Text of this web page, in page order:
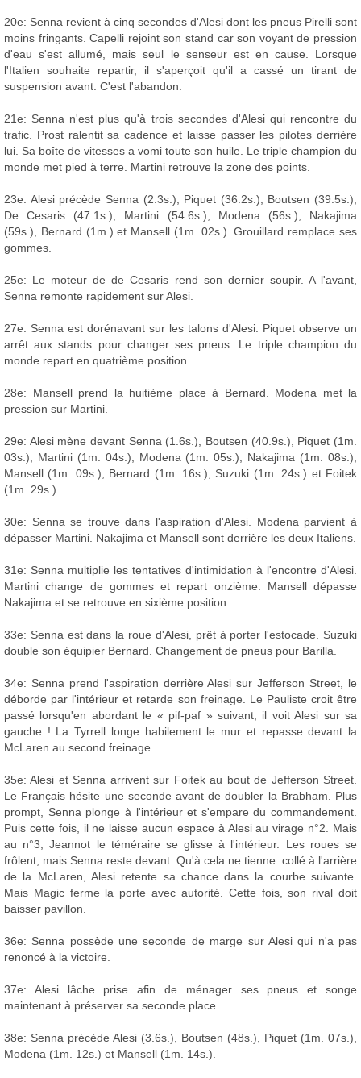
20e: Senna revient à cinq secondes d'Alesi dont les pneus Pirelli sont
moins fringants. Capelli rejoint son stand car son voyant de pression
d'eau s'est allumé, mais seul le senseur est en cause. Lorsque
l'Italien souhaite repartir, il s'aperçoit qu'il a cassé un tirant de
suspension avant. C'est l'abandon.
21e: Senna n'est plus qu'à trois secondes d'Alesi qui rencontre du
trafic. Prost ralentit sa cadence et laisse passer les pilotes derrière
lui. Sa boîte de vitesses a vomi toute son huile. Le triple champion du
monde met pied à terre. Martini retrouve la zone des points.
23e: Alesi précède Senna (2.3s.), Piquet (36.2s.), Boutsen (39.5s.),
De Cesaris (47.1s.), Martini (54.6s.), Modena (56s.), Nakajima
(59s.), Bernard (1m.) et Mansell (1m. 02s.). Grouillard remplace ses
gommes.
25e: Le moteur de de Cesaris rend son dernier soupir. A l'avant,
Senna remonte rapidement sur Alesi.
27e: Senna est dorénavant sur les talons d'Alesi. Piquet observe un
arrêt aux stands pour changer ses pneus. Le triple champion du
monde repart en quatrième position.
28e: Mansell prend la huitième place à Bernard. Modena met la
pression sur Martini.
29e: Alesi mène devant Senna (1.6s.), Boutsen (40.9s.), Piquet (1m.
03s.), Martini (1m. 04s.), Modena (1m. 05s.), Nakajima (1m. 08s.),
Mansell (1m. 09s.), Bernard (1m. 16s.), Suzuki (1m. 24s.) et Foitek
(1m. 29s.).
30e: Senna se trouve dans l'aspiration d'Alesi. Modena parvient à
dépasser Martini. Nakajima et Mansell sont derrière les deux Italiens.
31e: Senna multiplie les tentatives d'intimidation à l'encontre d'Alesi.
Martini change de gommes et repart onzième. Mansell dépasse
Nakajima et se retrouve en sixième position.
33e: Senna est dans la roue d'Alesi, prêt à porter l'estocade. Suzuki
double son équipier Bernard. Changement de pneus pour Barilla.
34e: Senna prend l'aspiration derrière Alesi sur Jefferson Street, le
déborde par l'intérieur et retarde son freinage. Le Pauliste croit être
passé lorsqu'en abordant le « pif-paf » suivant, il voit Alesi sur sa
gauche ! La Tyrrell longe habilement le mur et repasse devant la
McLaren au second freinage.
35e: Alesi et Senna arrivent sur Foitek au bout de Jefferson Street.
Le Français hésite une seconde avant de doubler la Brabham. Plus
prompt, Senna plonge à l'intérieur et s'empare du commandement.
Puis cette fois, il ne laisse aucun espace à Alesi au virage n°2. Mais
au n°3, Jeannot le téméraire se glisse à l'intérieur. Les roues se
frôlent, mais Senna reste devant. Qu'à cela ne tienne: collé à l'arrière
de la McLaren, Alesi retente sa chance dans la courbe suivante.
Mais Magic ferme la porte avec autorité. Cette fois, son rival doit
baisser pavillon.
36e: Senna possède une seconde de marge sur Alesi qui n'a pas
renoncé à la victoire.
37e: Alesi lâche prise afin de ménager ses pneus et songe
maintenant à préserver sa seconde place.
38e: Senna précède Alesi (3.6s.), Boutsen (48s.), Piquet (1m. 07s.),
Modena (1m. 12s.) et Mansell (1m. 14s.).